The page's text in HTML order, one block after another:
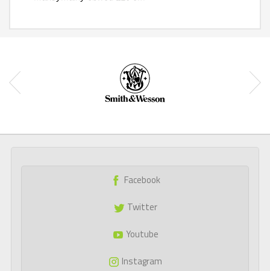
Facebook
Twitter
Youtube
Instagram